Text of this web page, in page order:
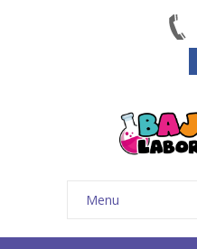
Menu
Strona główna